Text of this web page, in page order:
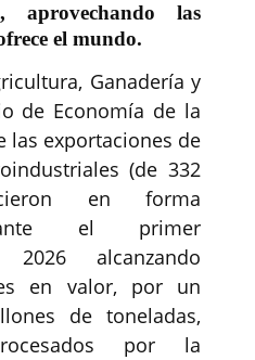
aprovechando las
el mundo.
Ganadería y
de Economía de la
las exportaciones de
(de 332
en forma
el primer
alcanzando
en valor, por un
de toneladas,
por la